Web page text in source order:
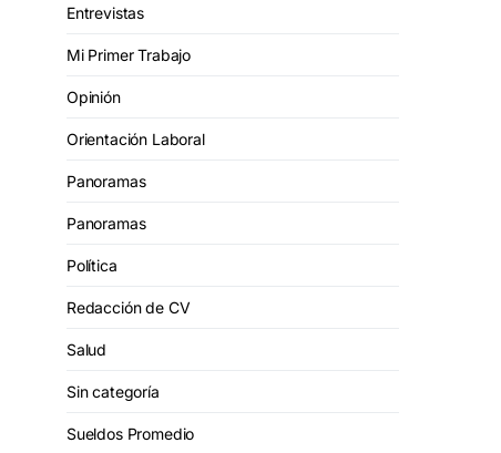
Entrevistas
Mi Primer Trabajo
Opinión
Orientación Laboral
Panoramas
Panoramas
Política
Redacción de CV
Salud
Sin categoría
Sueldos Promedio